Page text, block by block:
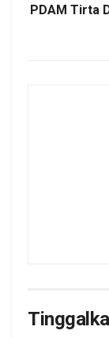
PDAM Tirta